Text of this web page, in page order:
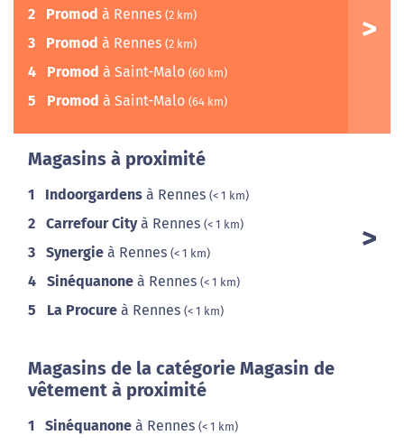
2 Promod à Rennes (2 km)
3 Promod à Rennes (2 km)
4 Promod à Saint-Malo (60 km)
5 Promod à Saint-Malo (64 km)
Magasins à proximité
1 Indoorgardens à Rennes (< 1 km)
2 Carrefour Cityà Rennes (< 1 km)
3 Synergie à Rennes (< 1 km)
4 Sinéquanone à Rennes (< 1 km)
5 La Procure à Rennes (< 1 km)
Magasins de la catégorie Magasin de
vêtement à proximité
1 Sinéquanone à Rennes (< 1 km)